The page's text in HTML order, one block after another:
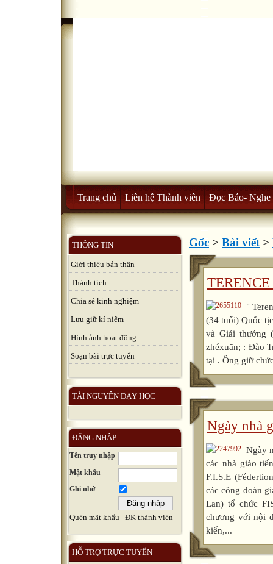
Trang chủ Liên hệ Thành viên Đọc Báo- Nghe
THÔNG TIN
Giới thiệu bản thân
Thành tích
Chia sẻ kinh nghiệm
Lưu giữ kỉ niệm
Hình ảnh hoạt động
Soạn bài trực tuyến
TÀI NGUYÊN DẠY HỌC
ĐĂNG NHẬP
Tên truy nhập
Mật khẩu
Ghi nhớ
Quên mật khẩu ĐK thành viên
HỖ TRỢ TRỰC TUYẾN
Gốc > Bài viết >
"
(34 tuổi) Quốc
và Giải thưởng
zhéxuān; : Đào
tại . Ông giữ
Ngày nhà
Ngày
các nhà giáo
F.I.S.E
các công đoàn
Lan) tổ chức
chương với nội
kiến,...